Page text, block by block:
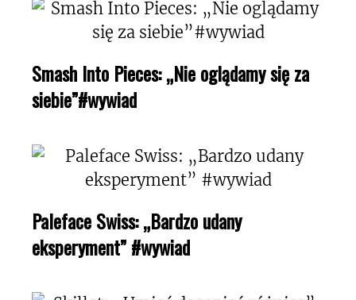
Smash Into Pieces: „Nie oglądamy się za
siebie”#wywiad
Paleface Swiss: „Bardzo udany
eksperyment” #wywiad